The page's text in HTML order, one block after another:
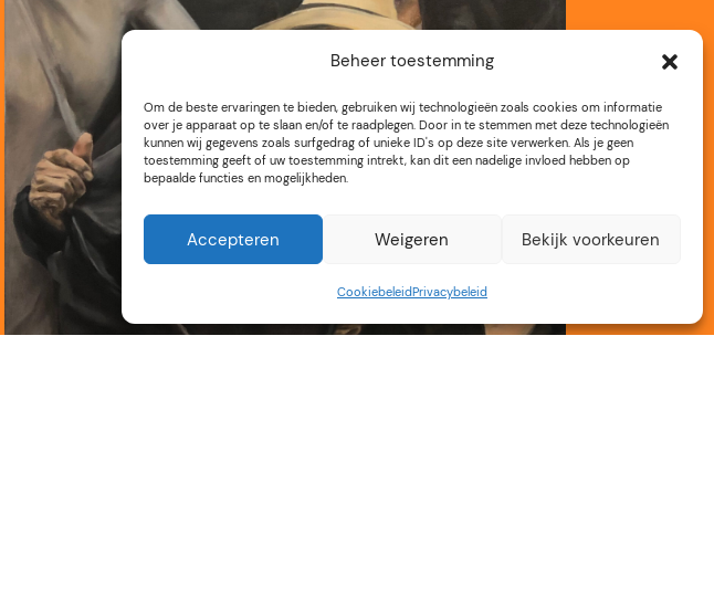
Beheer toestemming
Om de beste ervaringen te bieden, gebruiken wij technologieën zoals cookies om informatie
over je apparaat op te slaan en/of te raadplegen. Door in te stemmen met deze technologieën
kunnen wij gegevens zoals surfgedrag of unieke ID's op deze site verwerken. Als je geen
toestemming geeft of uw toestemming intrekt, kan dit een nadelige invloed hebben op
bepaalde functies en mogelijkheden.
Accepteren Weigeren Bekijk voorkeuren
CookiebeleidPrivacybeleid